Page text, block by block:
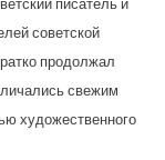
советской
продолжал
свежим
художественного